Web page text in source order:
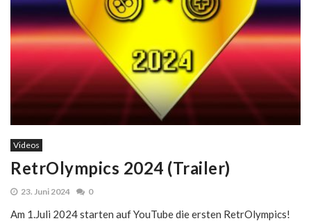
Videos
RetrOlympics 2024 (Trailer)
23. Juni 2024 0
Am 1.Juli 2024 starten auf YouTube die ersten RetrOlympics!